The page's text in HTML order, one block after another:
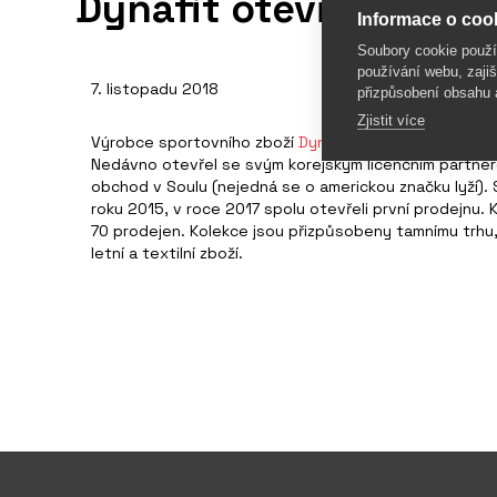
7. listopadu 2018
Výrobce sportovního zboží Dynafit
Nedávno otevřel se svým korejským licenčním
obchod v Soulu (nejedná se o americkou značku
roku 2015, v roce 2017 spolu otevřeli první prodejnu.
70 prodejen. Kolekce jsou přizpůsobeny tamnímu
letní a textilní zboží.
Informace o
Soubory cookie
používání webu,
přizpůsobení obsahu
Zjistit více